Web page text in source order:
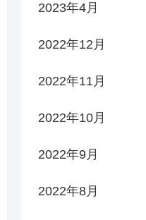
2023年4月
2022年12月
2022年11月
2022年10月
2022年9月
2022年8月